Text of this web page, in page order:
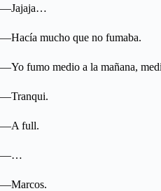
—Jajaja…
—Hacía mucho que no fumaba.
—Yo fumo medio a la mañana,
—Tranqui.
—A full.
—…
—Marcos.